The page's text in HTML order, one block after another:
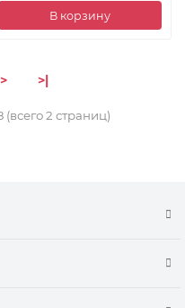
В корзину
> >|
(всего 2 страниц)